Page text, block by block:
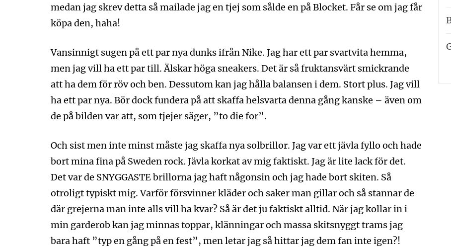
medan jag skrev detta så mailade jag en tjej som sålde en på Blocket. Får se om jag får
köpa den, haha!
Vansinnigt sugen på ett par nya dunks ifrån Nike. Jag har ett par svartvita hemma,
men jag vill ha ett par till. Älskar höga sneakers. Det är så fruktansvärt smickrande
att ha dem för röv och ben. Dessutom kan jag hålla balansen i dem. Stort plus. Jag vill
ha ett par nya. Bör dock fundera på att skaffa helsvarta denna gång kanske – även om
de på bilden var att, som tjejer säger, ”to die for”.
Och sist men inte minst måste jag skaffa nya solbrillor. Jag var ett jävla fyllo och hade
bort mina fina på Sweden rock. Jävla korkat av mig faktiskt. Jag är lite lack för det.
Det var de SNYGGASTE brillorna jag haft någonsin och jag hade bort skiten. Så
otroligt typiskt mig. Varför försvinner kläder och saker man gillar och så stannar de
där grejerna man inte alls vill ha kvar? Så är det ju faktiskt alltid. När jag kollar in i
min garderob kan jag minnas toppar, klänningar och massa skitsnyggt trams jag
bara haft ”typ en gång på en fest”, men letar jag så hittar jag dem fan inte igen?!